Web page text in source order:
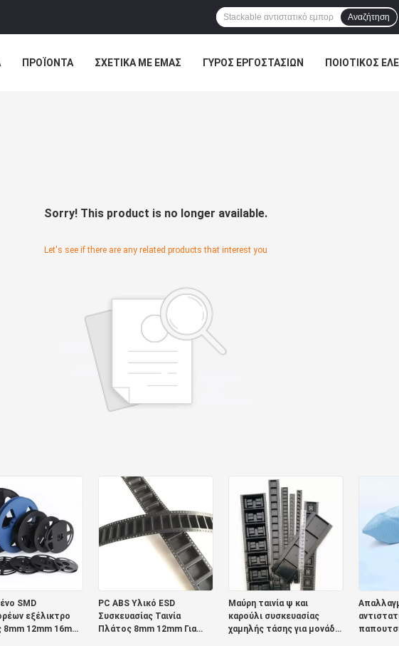
Αναζήτηση
ΠΡΟΪΌΝΤΑ ΣΧΕΤΙΚΆ ΜΕ ΕΜΆΣ ΓΎΡΟΣ ΕΡΓΟΣΤΑΣΊΩΝ ΠΟΙΟΤΙΚΌΣ
Sorry! This product is no longer available.
Let's see if there are any related products that interest you
SMD
εξέλικτρο
12mm 16mm
PC ABS Υλικό ESD
Συσκευασίας Ταινία
Πλάτος 8mm 12mm Για
Μαύρη ταινία ψ και
καρούλι συσκευασίας
χαμηλής τάσης για μονάδα